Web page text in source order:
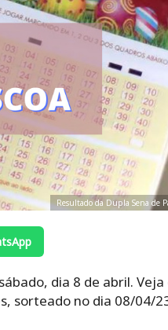
Resultado da Dupla Sena de
dia 8 de abril. Veja
sorteado no dia 08/04/